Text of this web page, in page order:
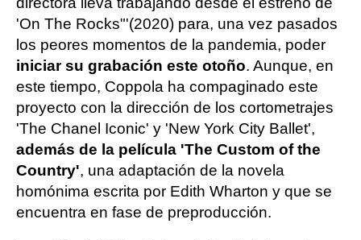
'On The Rocks"'(2020) para, una vez pasados
los peores momentos de la pandemia, poder
iniciar su grabación este otoño. Aunque, en
este tiempo, Coppola ha compaginado este
proyecto con la dirección de los cortometrajes
'The Chanel Iconic' y 'New York City Ballet',
además de la película 'The Custom of the
Country', una adaptación de la novela
homónima escrita por Edith Wharton y que se
encuentra en fase de preproducción.